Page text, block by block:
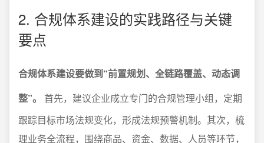
2. 合规体系建设的实践路径与关键
要点
合规体系建设要做到“前置规划、全链路覆盖、动态调
整”。
首先，建议企业成立专门的合规管理小组，定期
跟踪目标市场法规变化，形成法规预警机制。其次，梳
理业务全流程，围绕商品、资金、数据、人员等环节，